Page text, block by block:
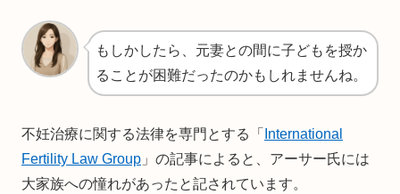
もしかしたら、元妻との間に子どもを授か
ることが困難だったのかもしれませんね。
不妊治療に関する法律を専門とする「
International
Fertility Law Group 」の記事によると、アーサー氏には
大家族への憧れがあったと記されています。